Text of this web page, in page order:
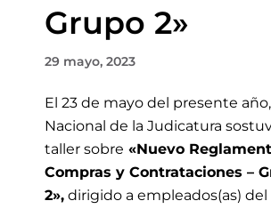
Grupo 2»
29 mayo, 2023
El 23 de mayo del presente
Nacional de la Judicatura
taller sobre «Nuevo
Compras y Contrataciones –
2», dirigido a empleados(as) del